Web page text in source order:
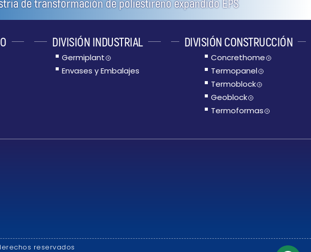
de transformación de poliestireno expandido EPS
DIVISIÓN INDUSTRIAL
GermiplantR
Envases y Embalajes
DIVISIÓN CONSTRUCCIÓN
ConcrethomeR
TermopanelR
TermoblockR
GeoblockR
TermoformasR
reservados